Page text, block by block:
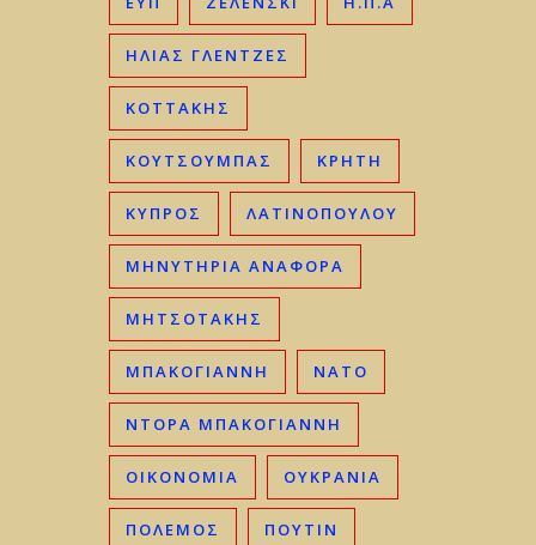
ΗΛΊΑΣ ΓΛΕΝΤΖΈΣ
ΚΟΤΤΑΚΗΣ
ΚΟΥΤΣΟΥΜΠΑΣ ΚΡΉΤΗ
ΚΎΠΡΟΣ ΛΑΤΙΝΟΠΟΥΛΟΥ
ΜΗΝΥΤΗΡΙΑ ΑΝΑΦΟΡΑ
ΜΗΤΣΟΤΆΚΗΣ
ΜΠΑΚΟΓΙΆΝΝΗ ΝΑΤΟ
ΝΤΟΡΑ ΜΠΑΚΟΓΙΑΝΝΗ
ΟΙΚΟΝΟΜΊΑ ΟΥΚΡΑΝΊΑ
ΠΟΛΕΜΟΣ ΠΟΥΤΙΝ